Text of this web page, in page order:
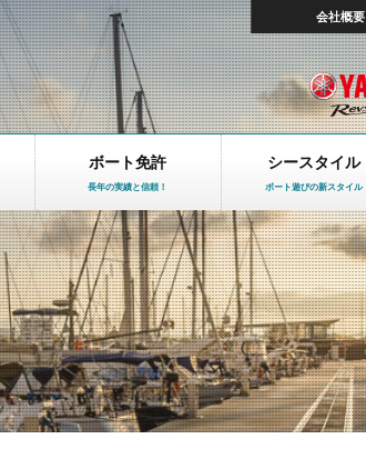
会社概要
ボート免許
長年の実績と信頼！
シースタイル
ボート遊びの新スタイル